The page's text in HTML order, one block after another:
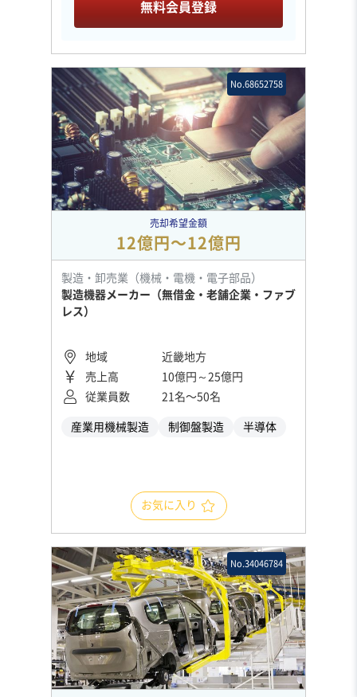
無料会員登録
No.68652758
売却希望金額
12億円〜12億円
製造・卸売業（機械・電機・電子部品）
製造機器メーカー（無借金・老舗企業・ファブ
レス）
地域
近畿地方
売上高
10億円～25億円
従業員数
21名〜50名
産業用機械製造 制御盤製造 半導体
お気に入り
No.34046784